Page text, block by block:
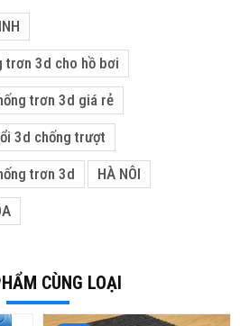
trơn 3d cho hồ bơi
trơn 3d giá rẻ
3d chống trượt
trơn 3d HÀ NÔI
CÙNG LOẠI